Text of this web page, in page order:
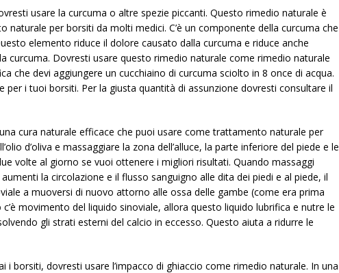
usare la curcuma o altre spezie piccanti. Questo rimedio naturale è
per borsiti da molti medici. C’è un componente della curcuma che
elemento riduce il dolore causato dalla curcuma e riduce anche
curcuma. Dovresti usare questo rimedio naturale come rimedio naturale
che devi aggiungere un cucchiaino di curcuma sciolto in 8 once di acqua.
per i tuoi borsiti. Per la giusta quantità di assunzione dovresti consultare il
una cura naturale efficace che puoi usare come trattamento naturale per
d’oliva e massaggiare la zona dell’alluce, la parte inferiore del piede e le
volte al giorno se vuoi ottenere i migliori risultati. Quando massaggi
la circolazione e il flusso sanguigno alle dita dei piedi e al piede, il
a muoversi di nuovo attorno alle ossa delle gambe (come era prima
movimento del liquido sinoviale, allora questo liquido lubrifica e nutre le
gli strati esterni del calcio in eccesso. Questo aiuta a ridurre le
i borsiti, dovresti usare l’impacco di ghiaccio come rimedio naturale. In una